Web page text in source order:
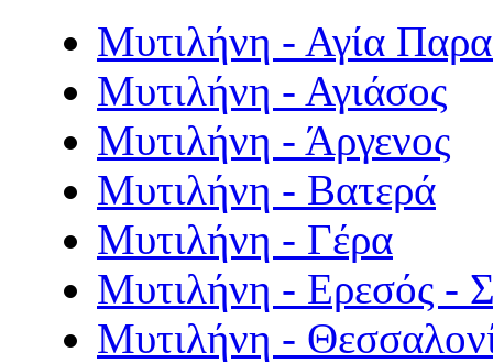
Μυτιλήνη - Αγία
Μυτιλήνη - Αγιάσος
Μυτιλήνη - Άργενος
Μυτιλήνη - Βατερά
Μυτιλήνη - Γέρα
Μυτιλήνη - Ερεσός -
Μυτιλήνη -